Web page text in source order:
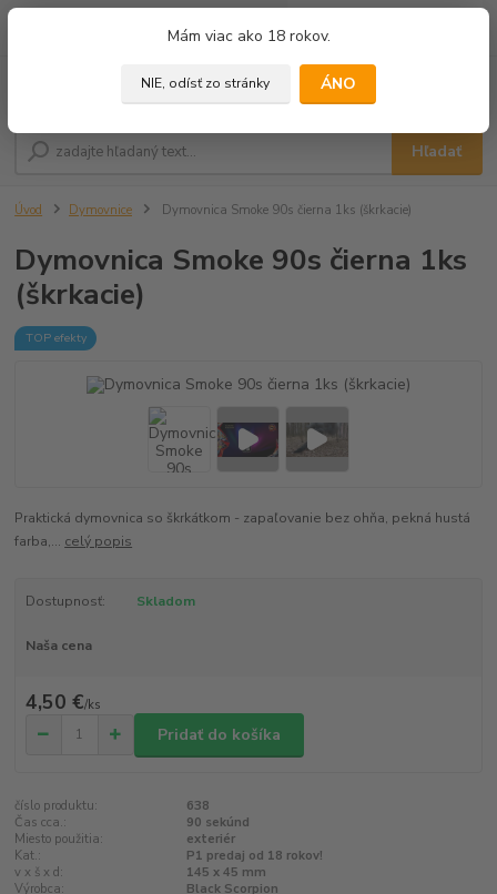
Mám viac ako 18 rokov.
NIE, odísť zo stránky ÁNO
Hľadať
Úvod Dymovnice Dymovnica Smoke 90s čierna 1ks (škrkacie)
Dymovnica Smoke 90s čierna 1ks
(škrkacie)
TOP efekty
Praktická dymovnica so škrkátkom - zapaľovanie bez ohňa, pekná hustá
farba,... celý popis
Dostupnosť: Skladom
Naša cena
4,50 €/ks
Pridať do košíka
číslo produktu:
638
Čas cca.:
90 sekúnd
Miesto použitia:
exteriér
Kat.:
P1 predaj od 18 rokov!
v x š x d:
145 x 45 mm
Výrobca:
Black Scorpion